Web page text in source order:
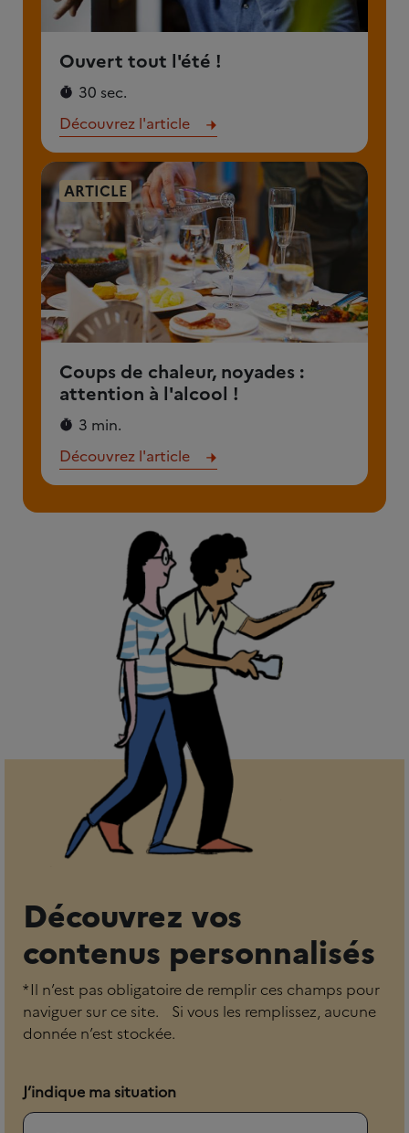
Ouvert tout l'été !
30 sec.
Découvrez l'article
ARTICLE
Coups de chaleur, noyades :
attention à l'alcool !
3 min.
Découvrez l'article
Découvrez vos
contenus personnalisés
* Il n’est pas obligatoire de remplir ces champs pour
naviguer sur ce site. Si vous les remplissez, aucune
donnée n’est stockée.
J’indique ma situation